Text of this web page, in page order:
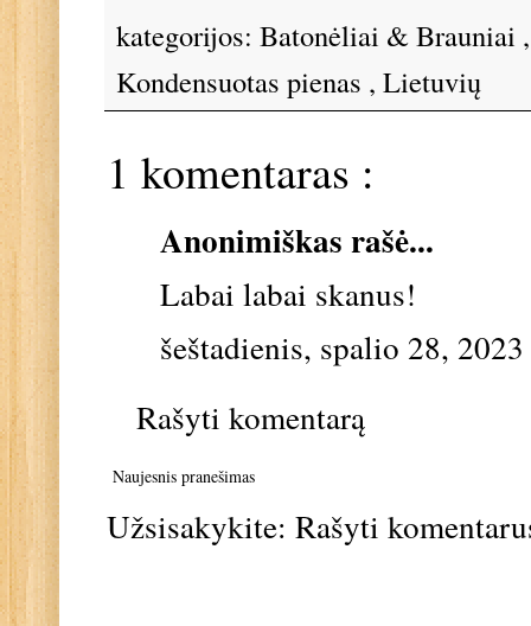
kategorijos: Batonėliai & Brauniai
Kondensuotas pienas , Lietuvių
1 komentaras :
Anonimiškas rašė...
Labai labai skanus!
šeštadienis, spalio 28, 2023
Rašyti komentarą
Naujesnis pranešimas
Užsisakykite: Rašyti